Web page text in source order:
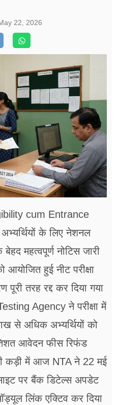
22, 2026
cum Entrance
के लिए नेशनल
महत्वपूर्ण नोटिस जारी
हुई नीट परीक्षा
तरह रद्द कर दिया गया
Agency ने परीक्षा में
से अधिक अभ्यर्थियों को
आवेदन फीस रिफंड
कड़ी में आज NTA ने 22 मई
पर बैंक डिटेल्स अपडेट
लिंक एक्टिव कर दिया